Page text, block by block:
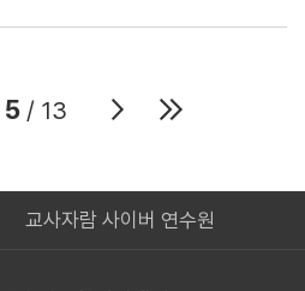
자 © 베이비뉴스 무단전재 및 재배포 금
다”고 전했다. 광명시육아종합지원센터
있으며, 자세한 내용은 광명시육아종합
지원센터 홈페이지 보육포털에서 확인할
레는 마음이였다.”,“앞으로의 힐링프로
그램들이 기대된다”라는 소감을 남기며
해 몸과 마음이 지쳐있을 원장들이 스트
이 초빙돼 ▲자녀의 발달과 놀이의 특성
아빠의 상호작용 등의 기술을 전하는 시
“평소 내가 하는 상호작용이 부정적인
아종합지원센터, 부모·자녀 참여프로그
지원센터, 부모·자녀 참여프로그램 ‘데구
(센터장 송정)는 지난달 11일 부모-자녀
참여 프로그램 ‘데구루루 우리집 놀이
5 / 13
교사자람 사이버 연수원